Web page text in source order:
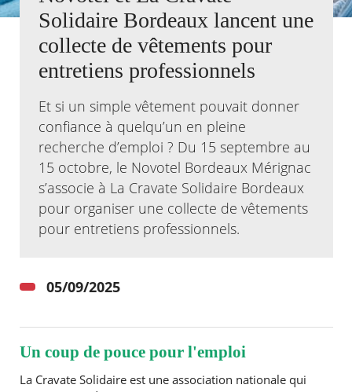
Actualités
Kiosque
Facebook
X Instagram
Youtube
Linkedin
RECHERCHER ...
Solidaire Bordeaux lancent une
collecte de vêtements pour
entretiens professionnels
Et si un simple vêtement pouvait donner
confiance à quelqu’un en pleine
recherche d’emploi ? Du 15 septembre au
15 octobre, le Novotel Bordeaux Mérignac
s’associe à La Cravate Solidaire Bordeaux
pour organiser une collecte de vêtements
pour entretiens professionnels.
05/09/2025
Un coup de pouce pour l'emploi
La Cravate Solidaire est une association nationale qui